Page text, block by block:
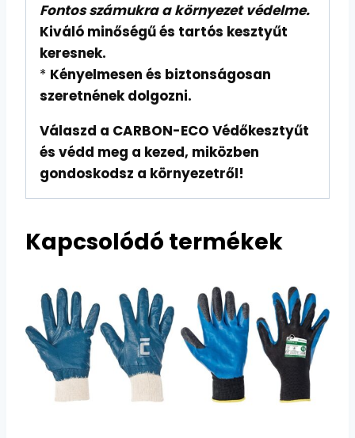
Fontos számukra a környezet védelme.
Kiváló minőségű és tartós kesztyűt
keresnek.
* Kényelmesen és biztonságosan
szeretnének dolgozni.
Válaszd a CARBON-ECO Védőkesztyűt
és védd meg a kezed, miközben
gondoskodsz a környezetről!
Kapcsolódó termékek